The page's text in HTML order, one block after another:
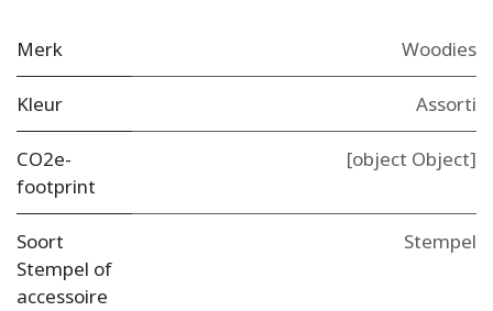
Merk Woodies
Kleur Assorti
CO2e-
footprint
[object Object]
Soort
Stempel of
accessoire
Stempel